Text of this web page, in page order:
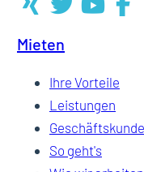
Mieten
Ihre Vorteile
Leistungen
So geht's